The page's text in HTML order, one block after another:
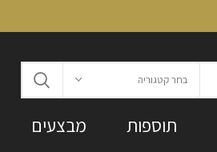
בחר קטגוריה
תוספות מבצעים